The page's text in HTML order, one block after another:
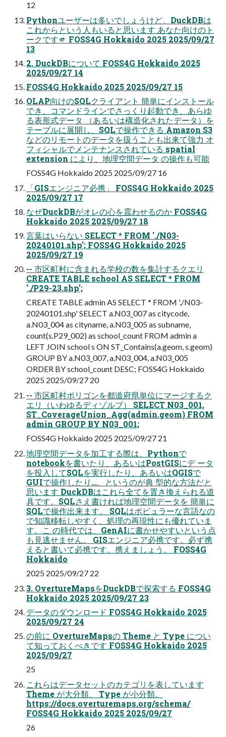
12
Pythonユーザーは多いでしょうけど、DuckDBは
これからという人もいると思います あなた向けのト
ークです🫵 FOSS4G Hokkaido 2025 2025/09/27
13
2. DuckDBについて FOSS4G Hokkaido 2025
2025/09/27 14
FOSS4G Hokkaido 2025 2025/09/27 15
OLAP向けのSQLクライアント 簡単にインストール
でき、コマンドラインでさっくり起動でき、あらゆ
る表形式データ （あるいは構造化されたデータ）を
テーブルに展開し、SQLで操作できる Amazon S3
などのリモートのデータを扱うことも出来て強力 オ
フィシャルでメンテナンスされている spatial
extension により、地理空間データ の操作も可能
FOSS4G Hokkaido 2025 2025/09/27 16
「GISエンジニア必携」 FOSS4G Hokkaido 2025
2025/09/27 17
なぜDuckDBがオレの心を震わせるのか FOSS4G
Hokkaido 2025 2025/09/27 18
言葉はいらない SELECT * FROM './N03-
20240101.shp'; FOSS4G Hokkaido 2025
2025/09/27 19
-- 市区町村に含まれる学校の数を集計するクエリ
CREATE TABLE school AS SELECT * FROM
'./P29-23.shp';
CREATE TABLE admin AS SELECT * FROM './N03-
20240101.shp' SELECT a.N03_007 as citycode,
a.N03_004 as cityname, a.N03_005 as subname,
count(s.P29_002) as school_count FROM admin a
LEFT JOIN school s ON ST_Contains(a.geom, s.geom)
GROUP BY a.N03_007, a.N03_004, a.N03_005
ORDER BY school_count DESC; FOSS4G Hokkaido
2025 2025/09/27 20
-- 市区町村ポリゴンを都道府県単位にマージするク
エリ（いわゆるディゾルブ） SELECT N03_001,
ST_CoverageUnion_Agg(admin.geom) FROM
admin GROUP BY N03_001;
FOSS4G Hokkaido 2025 2025/09/27 21
地理空間データを加工する際は、Pythonで
notebookを書いたり、あるいはPostGISにデ ータ
を投入してSQLを実行したり、あるいはQGISで
GUIで操作したり…、というのが典 型的な方法だと
思います DuckDBはこれら全てを置き換えられる道
具です。SQLさえ書ければ地理空間データを 簡単に
SQLで操作出来ます。 SQLはポピュラーな言語なの
で知識移転しやすく、処理の再現性にも優れていま
す。こ の時代では、GenAIに書かせやすいという点
も見逃せません。 GISエンジニア必携です。必ず携
えると書いて必携です。携えましょう。 FOSS4G
Hokkaido
2025 2025/09/27 22
3. OvertureMapsをDuckDBで探索する FOSS4G
Hokkaido 2025 2025/09/27 23
データのダウンロード FOSS4G Hokkaido 2025
2025/09/27 24
の前に OvertureMapsの Theme と Type につい
て知っておくべきです FOSS4G Hokkaido 2025
2025/09/27
25
これらはデータセットのカテゴリを表しています
Theme が大分類、 Type が小分類。
https://docs.overturemaps.org/schema/
FOSS4G Hokkaido 2025 2025/09/27
26